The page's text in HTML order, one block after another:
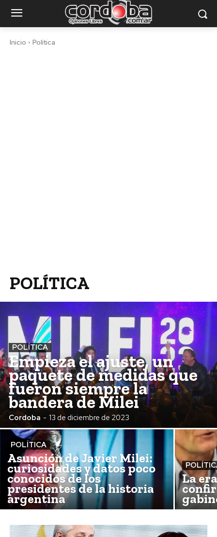
Inicio Política
POLÍTICA
POLÍTICA
Empieza el ajuste, un
paquete de medidas que
fueron siempre la
bandera de Milei
Cordoba - 13 de diciembre de 2023
POLÍTICA
Asunción de Javier Milei:
curiosidades y datos poco
conocidos de los
presidentes de la historia
argentina
La